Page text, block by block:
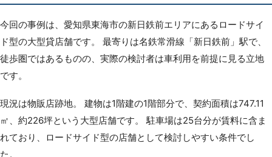
今回の事例は、愛知県東海市の新日鉄前エリアにあるロードサイ
ド型の大型貸店舗です。 最寄りは名鉄常滑線「新日鉄前」駅で、
徒歩圏ではあるものの、実際の検討者は車利用を前提に見る立地
です。
現況は物販店跡地。 建物は1階建の1階部分で、契約面積は747.11
㎡、約226坪という大型店舗です。 駐車場は25台分が賃料に含ま
れており、ロードサイド型の店舗として検討しやすい条件でし
た。